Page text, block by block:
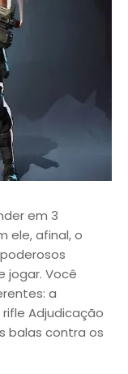
em 3
ele, afinal, o
jogar. Você
a
Adjudicação
balas contra os